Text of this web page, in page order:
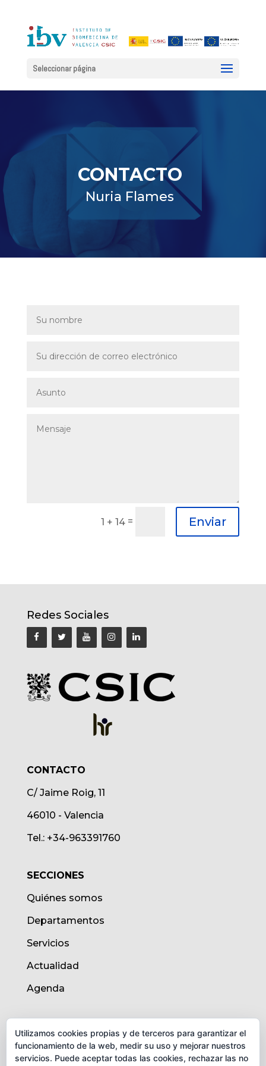
Seleccionar página
CONTACTO
Nuria Flames
1 + 14 = Enviar
Redes Sociales
CONTACTO
C/ Jaime Roig, 11
46010 - Valencia
Tel.: +34-963391760
SECCIONES
Quiénes somos
Departamentos
Servicios
Actualidad
Agenda
Aviso legal
Utilizamos cookies propias y de terceros para garantizar el
funcionamiento de la web, medir su uso y mejorar nuestros
servicios. Puede aceptar todas las cookies, rechazar las no